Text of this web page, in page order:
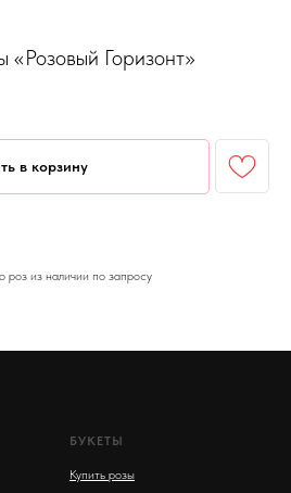
«Розовый Горизонт»
в корзину
роз из наличии по запросу
БУКЕТЫ
Купить розы